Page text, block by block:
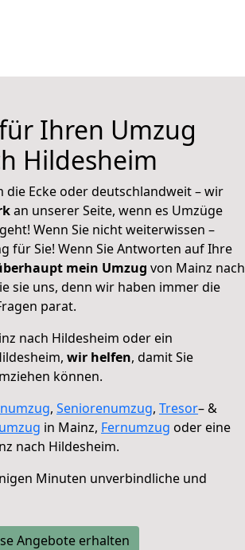
Ihren Umzug
Hildesheim
die Ecke oder deutschlandweit – wir
an unserer Seite, wenn es Umzüge
Wenn Sie nicht weiterwissen –
für Sie! Wenn Sie Antworten auf Ihre
mein Umzug von Mainz nach
sie uns, denn wir haben immer die
parat.
nach Hildesheim oder ein
wir helfen, damit Sie
können.
, Seniorenumzug, Tresor– &
in Mainz, Fernumzug oder eine
nach Hildesheim.
Minuten unverbindliche und
Angebote erhalten